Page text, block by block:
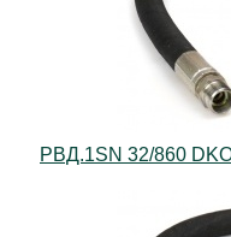
РВД.1SN 32/860